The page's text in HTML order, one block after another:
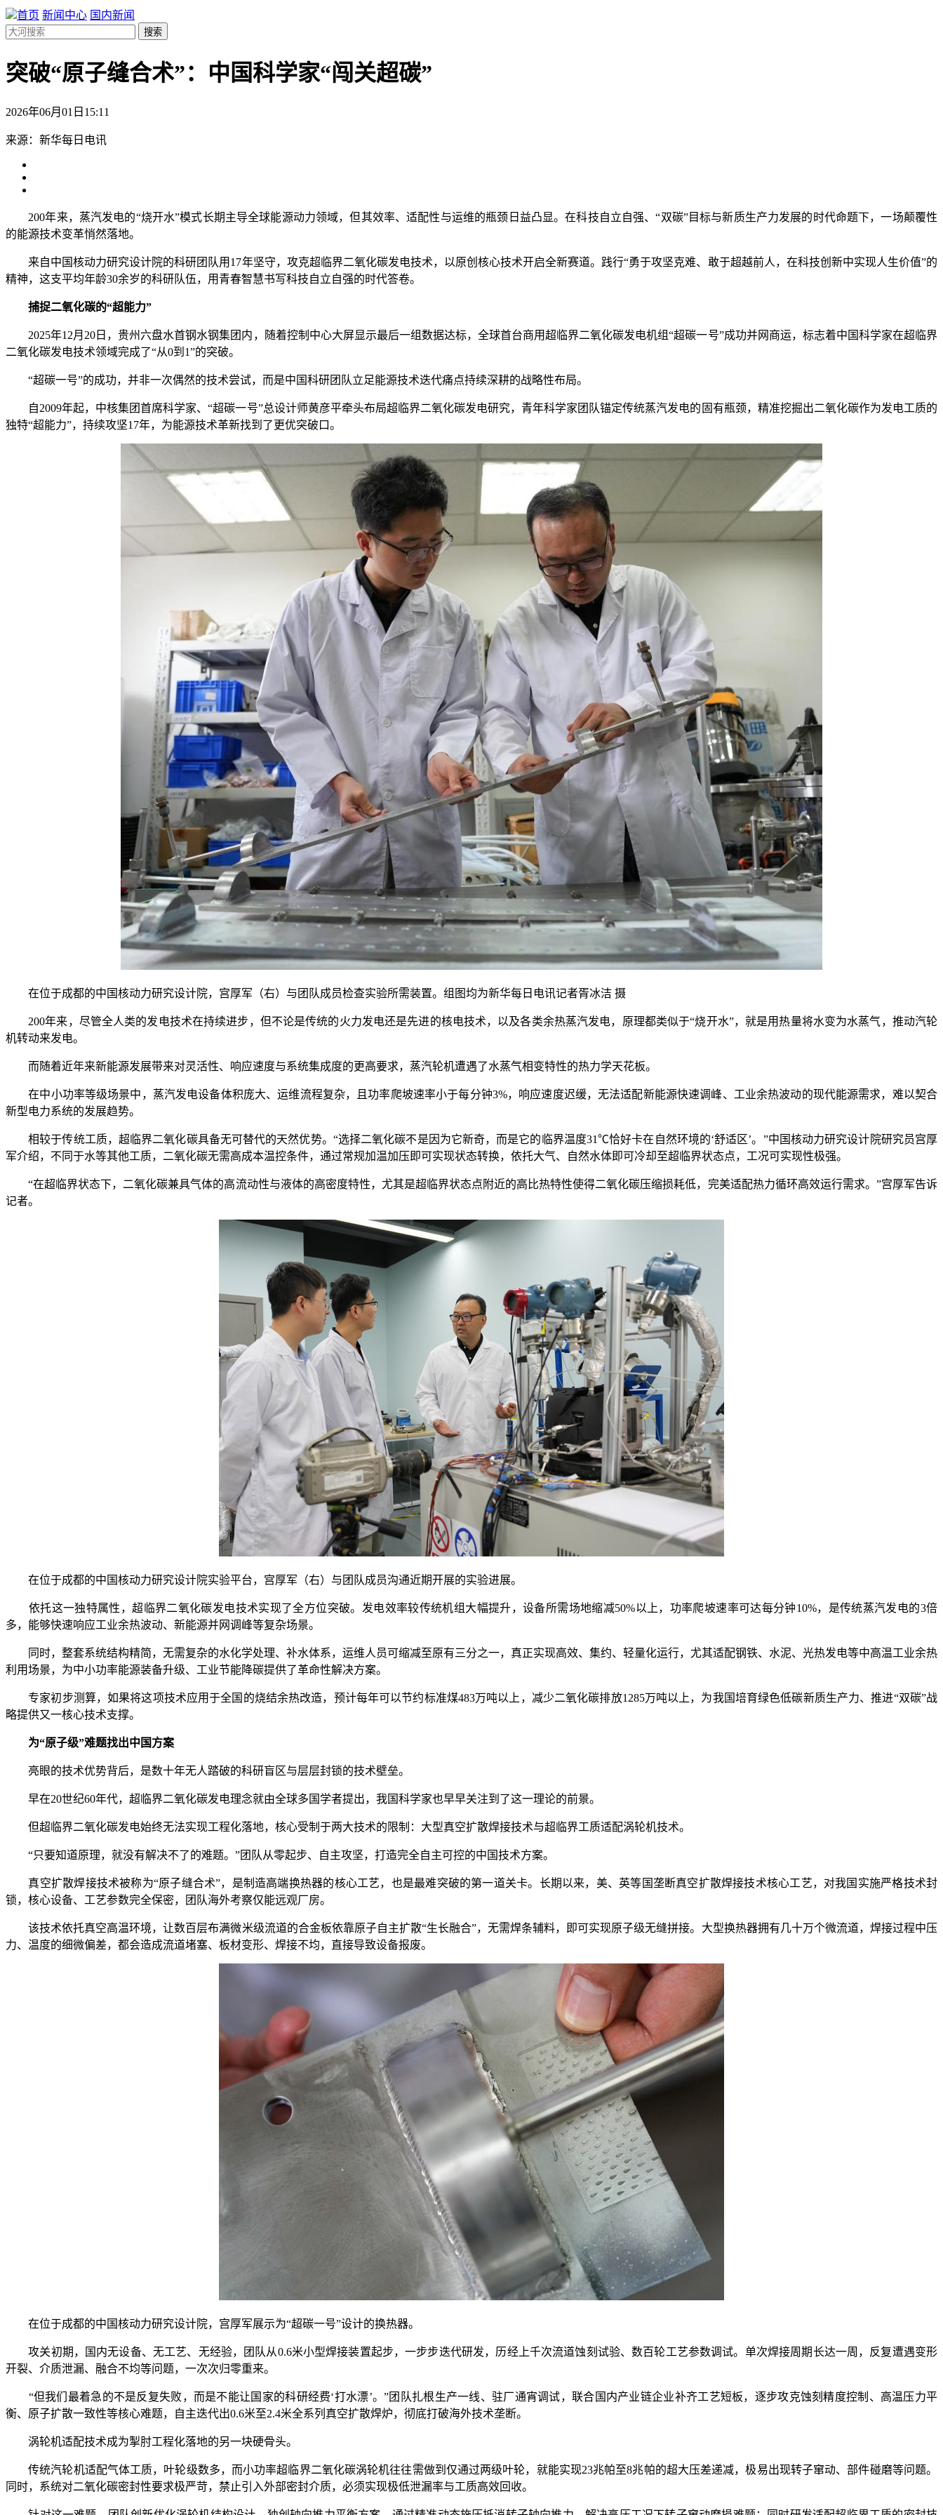
首页 新闻中心 国内新闻
搜索
突破“原子缝合术”：中国科学家“闯关超碳”
2026年06月01日15:11
来源：新华每日电讯
200年来，蒸汽发电的“烧开水”模式长期主导全球能源动力领域，但其效率、适配性与运维的瓶颈日益凸显。在科技自立自强、“双碳”目标与新质生产力发展的时代命题下，一场颠覆性
的能源技术变革悄然落地。
来自中国核动力研究设计院的科研团队用17年坚守，攻克超临界二氧化碳发电技术，以原创核心技术开启全新赛道。践行“勇于攻坚克难、敢于超越前人，在科技创新中实现人生价值”的
精神，这支平均年龄30余岁的科研队伍，用青春智慧书写科技自立自强的时代答卷。
捕捉二氧化碳的“超能力”
2025年12月20日，贵州六盘水首钢水钢集团内，随着控制中心大屏显示最后一组数据达标，全球首台商用超临界二氧化碳发电机组“超碳一号”成功并网商运，标志着中国科学家在超临界
二氧化碳发电技术领域完成了“从0到1”的突破。
“超碳一号”的成功，并非一次偶然的技术尝试，而是中国科研团队立足能源技术迭代痛点持续深耕的战略性布局。
自2009年起，中核集团首席科学家、“超碳一号”总设计师黄彦平牵头布局超临界二氧化碳发电研究，青年科学家团队锚定传统蒸汽发电的固有瓶颈，精准挖掘出二氧化碳作为发电工质的
独特“超能力”，持续攻坚17年，为能源技术革新找到了更优突破口。
在位于成都的中国核动力研究设计院，宫厚军（右）与团队成员检查实验所需装置。组图均为新华每日电讯记者胥冰洁 摄
200年来，尽管全人类的发电技术在持续进步，但不论是传统的火力发电还是先进的核电技术，以及各类余热蒸汽发电，原理都类似于“烧开水”，就是用热量将水变为水蒸气，推动汽轮
机转动来发电。
而随着近年来新能源发展带来对灵活性、响应速度与系统集成度的更高要求，蒸汽轮机遭遇了水蒸气相变特性的热力学天花板。
在中小功率等级场景中，蒸汽发电设备体积庞大、运维流程复杂，且功率爬坡速率小于每分钟3%，响应速度迟缓，无法适配新能源快速调峰、工业余热波动的现代能源需求，难以契合
新型电力系统的发展趋势。
相较于传统工质，超临界二氧化碳具备无可替代的天然优势。“选择二氧化碳不是因为它新奇，而是它的临界温度31℃恰好卡在自然环境的‘舒适区’。”中国核动力研究设计院研究员宫厚
军介绍，不同于水等其他工质，二氧化碳无需高成本温控条件，通过常规加温加压即可实现状态转换，依托大气、自然水体即可冷却至超临界状态点，工况可实现性极强。
“在超临界状态下，二氧化碳兼具气体的高流动性与液体的高密度特性，尤其是超临界状态点附近的高比热特性使得二氧化碳压缩损耗低，完美适配热力循环高效运行需求。”宫厚军告诉
记者。
在位于成都的中国核动力研究设计院实验平台，宫厚军（右）与团队成员沟通近期开展的实验进展。
依托这一独特属性，超临界二氧化碳发电技术实现了全方位突破。发电效率较传统机组大幅提升，设备所需场地缩减50%以上，功率爬坡速率可达每分钟10%，是传统蒸汽发电的3倍
多，能够快速响应工业余热波动、新能源并网调峰等复杂场景。
同时，整套系统结构精简，无需复杂的水化学处理、补水体系，运维人员可缩减至原有三分之一，真正实现高效、集约、轻量化运行，尤其适配钢铁、水泥、光热发电等中高温工业余热
利用场景，为中小功率能源装备升级、工业节能降碳提供了革命性解决方案。
专家初步测算，如果将这项技术应用于全国的烧结余热改造，预计每年可以节约标准煤483万吨以上，减少二氧化碳排放1285万吨以上，为我国培育绿色低碳新质生产力、推进“双碳”战
略提供又一核心技术支撑。
为“原子级”难题找出中国方案
亮眼的技术优势背后，是数十年无人踏破的科研盲区与层层封锁的技术壁垒。
早在20世纪60年代，超临界二氧化碳发电理念就由全球多国学者提出，我国科学家也早早关注到了这一理论的前景。
但超临界二氧化碳发电始终无法实现工程化落地，核心受制于两大技术的限制：大型真空扩散焊接技术与超临界工质适配涡轮机技术。
“只要知道原理，就没有解决不了的难题。”团队从零起步、自主攻坚，打造完全自主可控的中国技术方案。
真空扩散焊接技术被称为“原子缝合术”，是制造高端换热器的核心工艺，也是最难突破的第一道关卡。长期以来，美、英等国垄断真空扩散焊接技术核心工艺，对我国实施严格技术封
锁，核心设备、工艺参数完全保密，团队海外考察仅能远观厂房。
该技术依托真空高温环境，让数百层布满微米级流道的合金板依靠原子自主扩散“生长融合”，无需焊条辅料，即可实现原子级无缝拼接。大型换热器拥有几十万个微流道，焊接过程中压
力、温度的细微偏差，都会造成流道堵塞、板材变形、焊接不均，直接导致设备报废。
在位于成都的中国核动力研究设计院，宫厚军展示为“超碳一号”设计的换热器。
攻关初期，国内无设备、无工艺、无经验，团队从0.6米小型焊接装置起步，一步步迭代研发，历经上千次流道蚀刻试验、数百轮工艺参数调试。单次焊接周期长达一周，反复遭遇变形
开裂、介质泄漏、融合不均等问题，一次次归零重来。
“但我们最着急的不是反复失败，而是不能让国家的科研经费‘打水漂’。”团队扎根生产一线、驻厂通宵调试，联合国内产业链企业补齐工艺短板，逐步攻克蚀刻精度控制、高温压力平
衡、原子扩散一致性等核心难题，自主迭代出0.6米至2.4米全系列真空扩散焊炉，彻底打破海外技术垄断。
涡轮机适配技术成为掣肘工程化落地的另一块硬骨头。
传统汽轮机适配气体工质，叶轮级数多，而小功率超临界二氧化碳涡轮机往往需做到仅通过两级叶轮，就能实现23兆帕至8兆帕的超大压差递减，极易出现转子窜动、部件碰磨等问题。
同时，系统对二氧化碳密封性要求极严苛，禁止引入外部密封介质，必须实现极低泄漏率与工质高效回收。